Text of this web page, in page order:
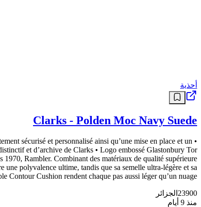
أحذية
Clarks - Polden Moc Navy Suede
sécurisé et personnalisé ainsi qu’une mise en place et un
et d’archive de Clarks • Logo embossé Glastonbury Tor
1970, Rambler. Combinant des matériaux de qualité supérieure
polyvalence ultime, tandis que sa semelle ultra-légère et sa
Contour Cushion rendent chaque pas aussi léger qu’un nuage.
23900 الجزائر
منذ 9 أيام